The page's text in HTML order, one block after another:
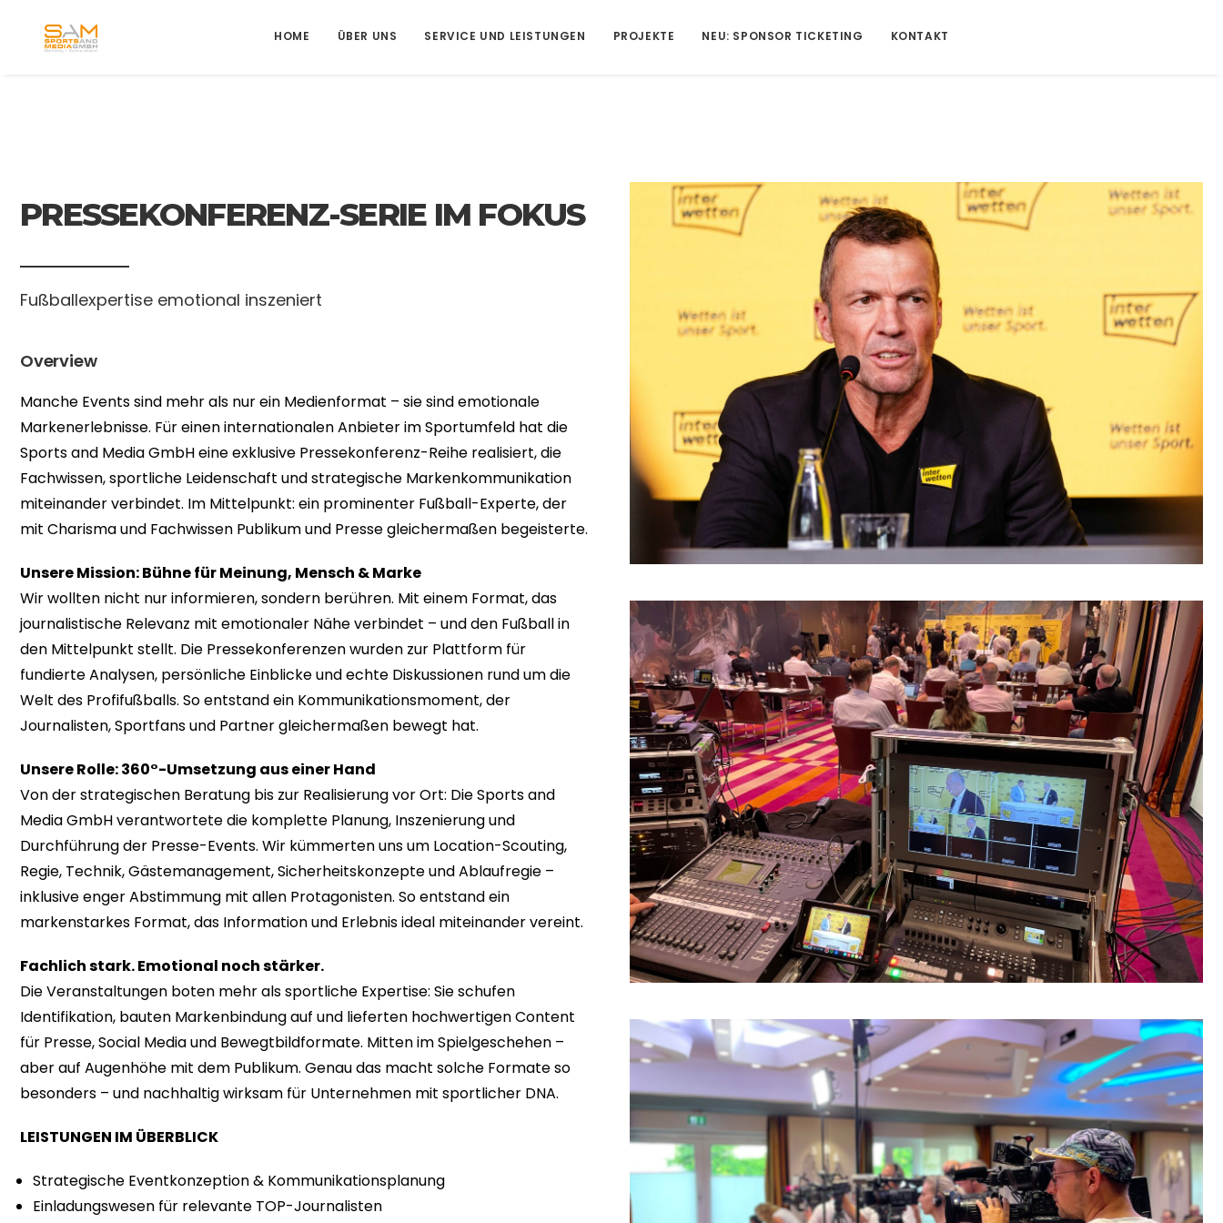
HOME ÜBER UNS SERVICE UND LEISTUNGEN PROJEKTE NEU: SPONSOR TICKETING KONTAKT
PRESSEKONFERENZ-SERIE IM FOKUS
Fußballexpertise emotional inszeniert
Overview
Manche Events sind mehr als nur ein Medienformat – sie sind emotionale
Markenerlebnisse. Für einen internationalen Anbieter im Sportumfeld hat die
Sports and Media GmbH eine exklusive Pressekonferenz-Reihe realisiert, die
Fachwissen, sportliche Leidenschaft und strategische Markenkommunikation
miteinander verbindet. Im Mittelpunkt: ein prominenter Fußball-Experte, der
mit Charisma und Fachwissen Publikum und Presse gleichermaßen begeisterte.
Unsere Mission: Bühne für Meinung, Mensch & Marke
Wir wollten nicht nur informieren, sondern berühren. Mit einem Format, das
journalistische Relevanz mit emotionaler Nähe verbindet – und den Fußball in
den Mittelpunkt stellt. Die Pressekonferenzen wurden zur Plattform für
fundierte Analysen, persönliche Einblicke und echte Diskussionen rund um die
Welt des Profifußballs. So entstand ein Kommunikationsmoment, der
Journalisten, Sportfans und Partner gleichermaßen bewegt hat.
Unsere Rolle: 360°-Umsetzung aus einer Hand
Von der strategischen Beratung bis zur Realisierung vor Ort: Die Sports and
Media GmbH verantwortete die komplette Planung, Inszenierung und
Durchführung der Presse-Events. Wir kümmerten uns um Location-Scouting,
Regie, Technik, Gästemanagement, Sicherheitskonzepte und Ablaufregie –
inklusive enger Abstimmung mit allen Protagonisten. So entstand ein
markenstarkes Format, das Information und Erlebnis ideal miteinander vereint.
Fachlich stark. Emotional noch stärker.
Die Veranstaltungen boten mehr als sportliche Expertise: Sie schufen
Identifikation, bauten Markenbindung auf und lieferten hochwertigen Content
für Presse, Social Media und Bewegtbildformate. Mitten im Spielgeschehen –
aber auf Augenhöhe mit dem Publikum. Genau das macht solche Formate so
besonders – und nachhaltig wirksam für Unternehmen mit sportlicher DNA.
LEISTUNGEN IM ÜBERBLICK
Strategische Eventkonzeption & Kommunikationsplanung
Einladungswesen für relevante TOP-Journalisten